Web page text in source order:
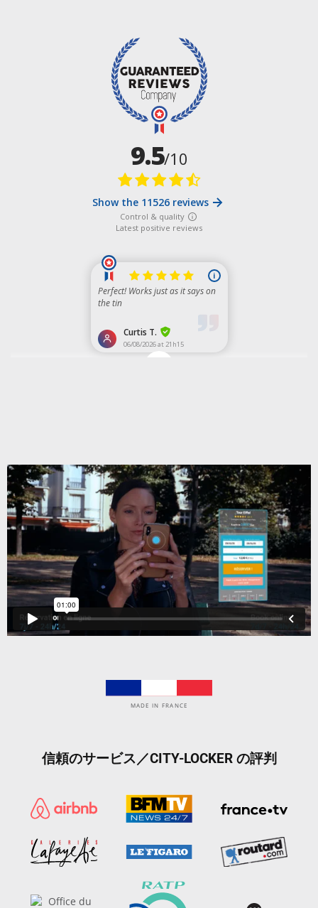
MADE IN FRANCE
信頼のサービス／CITY-LOCKER の評判